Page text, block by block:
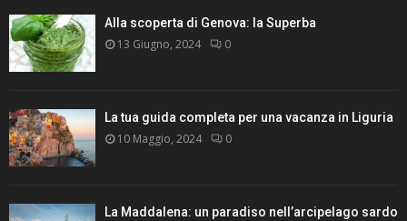
Alla scoperta di Genova: la Superba
13 Giugno, 2024 0
La tua guida completa per una vacanza in Liguria
10 Maggio, 2024 0
La Maddalena: un paradiso nell’arcipelago sardo